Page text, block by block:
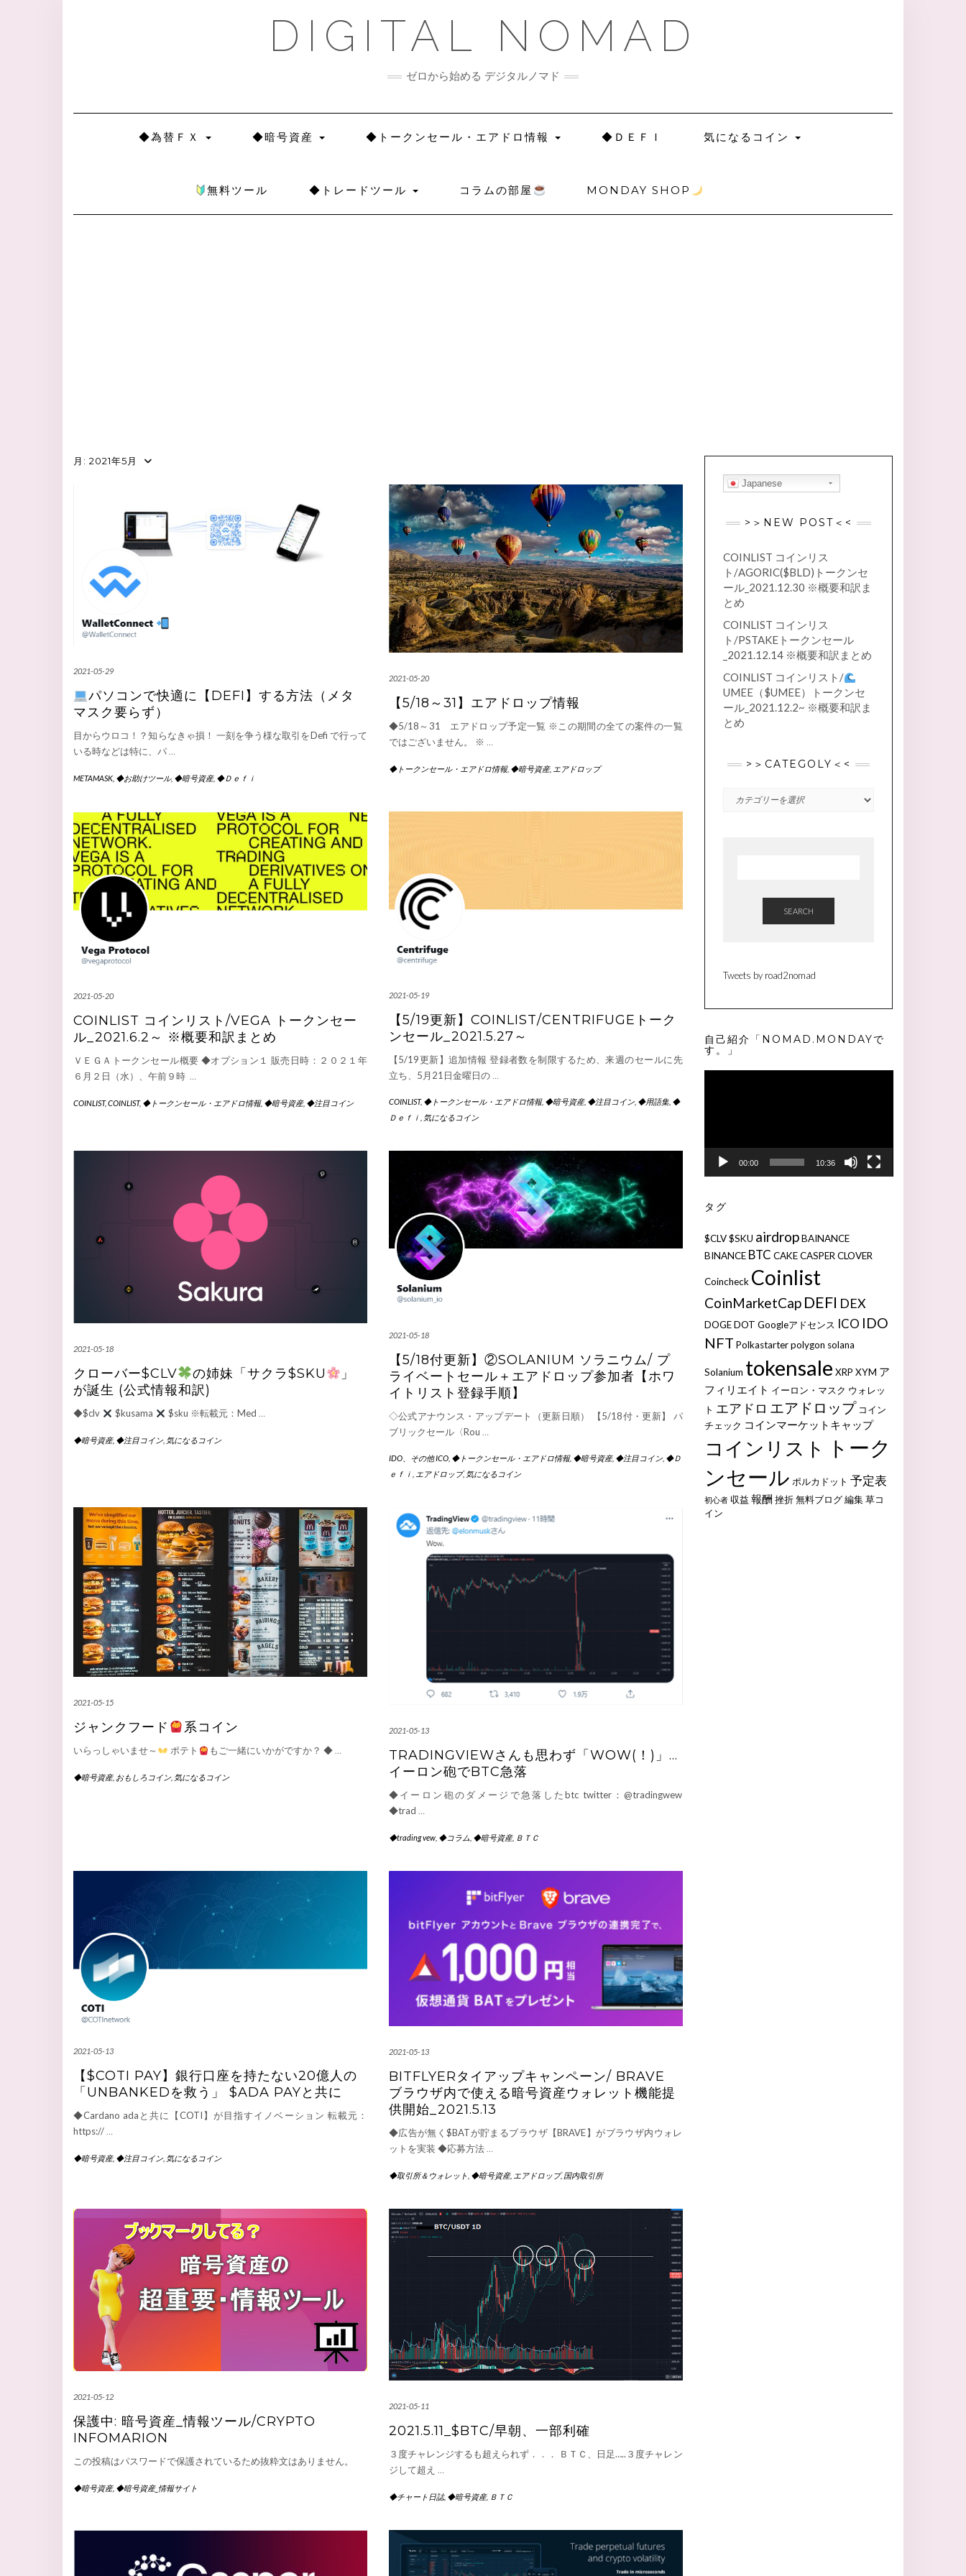
DIGITAL NOMAD
ゼロから始める デジタルノマド
◆為替ＦＸ ◆暗号資産 ◆トークンセール・エアドロ情報 ◆ＤＥＦＩ 気になるコイン
無料ツール ◆トレードツール コラムの部屋 MONDAY SHOP
月: 2021年5月
2021-05-29
パソコンで快適に【DEFI】する方法（メタ
マスク要らず）
目からウロコ！？知らなきゃ損！ 一刻を争う様な取引をDefi で行って
いる時などは特に、パ …
METAMASK ◆お助けツール, ◆暗号資産, ◆Ｄｅｆｉ
2021-05-20
【5/18～31】エアドロップ情報
◆5/18～31 エアドロップ予定一覧 ※この期間の全ての案件の一覧
ではございません。 ※ …
◆トークンセール・エアドロ情報, ◆暗号資産, エアドロップ
2021-05-20
COINLIST コインリスト/VEGA トークンセー
ル_2021.6.2～ ※概要和訳まとめ
ＶＥＧＡトークンセール概要 ◆オプション１ 販売日時：２０２１年
６月２日（水）、午前９時 …
COINLIST,COINLIST, ◆トークンセール・エアドロ情報, ◆暗号資産, ◆注目コイン
2021-05-19
【5/19更新】COINLIST/CENTRIFUGEトーク
ンセール_2021.5.27～
【5/19更新】追加情報 登録者数を制限するため、来週のセールに先
立ち、5月21日金曜日の …
COINLIST, ◆トークンセール・エアドロ情報, ◆暗号資産, ◆注目コイン, ◆用語集, ◆
Ｄｅｆｉ
気になるコイン
2021-05-18
クローバー$CLV の姉妹「サクラ$SKU
」
が誕生 (公式情報和訳)
◆$clv $kusama $sku ※転載元：Med …
◆暗号資産, ◆注目コイン 気になるコイン
2021-05-18
【5/18付更新】②SOLANIUM ソラニウム/ プ
ライベートセール＋エアドロップ参加者【ホワ
イトリスト登録手順】
◇公式アナウンス・アップデート（更新日順） 【5/18付・更新】 パ
ブリックセール〈Rou …
IDO、その他 ICO, ◆トークンセール・エアドロ情報, ◆暗号資産, ◆注目コイン, ◆Ｄ
ｅｆｉ
エアドロップ,気になるコイン
2021-05-15
ジャンクフード 系コイン
いらっしゃいませ～ ポテト もご一緒にいかがですか？ ◆…
◆暗号資産, おもしろコイン 気になるコイン
2021-05-13
TRADINGVIEWさんも思わず「WOW(！)」…
イーロン砲でBTC急落
◆イーロン砲のダメージで急落したbtc twitter：@tradingwew
◆trad …
◆trading vew, ◆コラム ◆暗号資産, ＢＴＣ
2021-05-13
【$COTI PAY】銀行口座を持たない20億人の
「UNBANKEDを救う」 $ADA PAYと共に
◆Cardano adaと共に【COTI】が目指すイノベーション 転載元：
https:// …
◆暗号資産, ◆注目コイン 気になるコイン
2021-05-13
BITFLYERタイアップキャンペーン/ BRAVE
ブラウザ内で使える暗号資産ウォレット機能提
供開始_2021.5.13
◆広告が無く$BATが貯まるブラウザ【BRAVE】がブラウザ内ウォレ
ットを実装 ◆応募方法 …
◆取引所＆ウォレット ◆暗号資産, エアドロップ,国内取引所
2021-05-12
保護中: 暗号資産_情報ツール/CRYPTO
INFOMARION
この投稿はパスワードで保護されているため抜粋文はありません。
◆暗号資産, ◆暗号資産_情報サイト
2021-05-11
2021.5.11_$BTC/早朝、一部利確
３度チャレンジするも超えられず．．． ＢＴＣ、日足…..３度チャレン
ジして超え …
◆チャート日誌, ◆暗号資産, ＢＴＣ
Japanese
>＞NEW POST＜<
COINLIST コインリス
ト/AGORIC($BLD)トークンセ
ール_2021.12.30 ※概要和訳ま
とめ
COINLIST コインリス
ト/PSTAKEトークンセール
_2021.12.14 ※概要和訳まとめ
COINLIST コインリスト/
UMEE（$UMEE）トークンセ
ール_2021.12.2~ ※概要和訳ま
とめ
>＞CATEGOLY＜<
SEARCH
Tweets by road2nomad
自己紹介「NOMAD.MONDAYで
す。」
00:00 10:36
タグ
$CLV $SKU airdrop BAINANCE
BINANCE BTC CAKE CASPER CLOVER
Coincheck Coinlist
CoinMarketCap DEFI DEX
DOGE DOT Googleアドセンス ICO IDO
NFT Polkastarter polygon solana
Solanium tokensale XRP XYM ア
フィリエイト イーロン・マスク ウォレッ
ト エアドロ エアドロップ コイン
チェック コインマーケットキャップ
コインリスト
トーク
ンセール ポルカドット 予定表
初心者 収益 報酬 挫折 無料ブログ 編集 草コ
イン